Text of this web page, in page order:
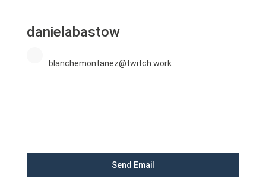
danielabastow
blanchemontanez@twitch.work
Send Email